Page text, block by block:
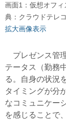
画面1：仮想オフ
典：クラウドテレコ
拡大画像表示
プレゼンス管
テータス（勤務
る。自身の状況
タイミングが分
なコミュニケー
を感じることで